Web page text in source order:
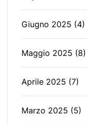
Giugno 2025 (4)
Maggio 2025 (8)
Aprile 2025 (7)
Marzo 2025 (5)